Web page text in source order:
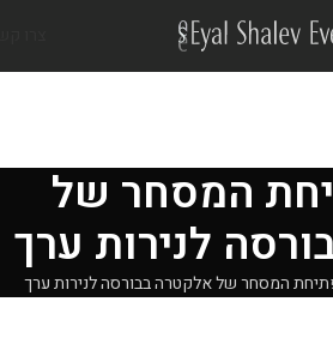
המסחר של
לנירות ערך
המסחר של אלקטרה בבורסה לנירות ערך